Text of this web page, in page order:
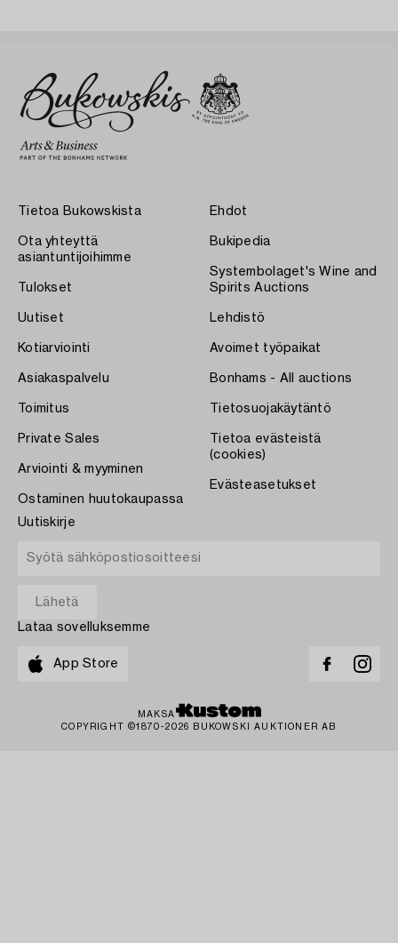
Tietoa Bukowskista
Ota yhteyttä
asiantuntijoihimme
Tulokset
Uutiset
Kotiarviointi
Asiakaspalvelu
Toimitus
Private Sales
Arviointi & myyminen
Ostaminen huutokaupassa
Ehdot
Bukipedia
Systembolaget's Wine and
Spirits Auctions
Lehdistö
Avoimet työpaikat
Bonhams - All auctions
Tietosuojakäytäntö
Tietoa evästeistä
(cookies)
Evästeasetukset
Uutiskirje
Lataa sovelluksemme
App Store
MAKSA
COPYRIGHT ©1870-2026 BUKOWSKI AUKTIONER AB